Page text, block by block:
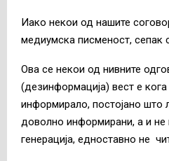
Иако некои од нашите
медиумска писменост, сепак
Ова се некои од нивните
(дезинформација) вест е
информирало, постојано што
доволно информирани, а и не
генерација, едноставно не